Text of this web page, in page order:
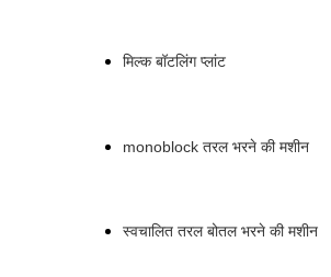
मिल्क बॉटलिंग प्लांट
monoblock तरल भरने की मशीन
स्वचालित तरल बोतल भरने की मशीन